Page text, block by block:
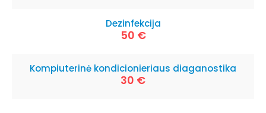
Dezinfekcija
50 €
Kompiuterinė kondicionieriaus diaganostika
30 €